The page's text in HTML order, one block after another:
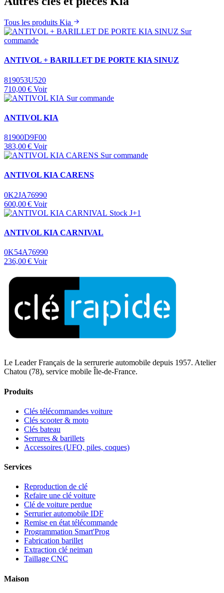
Tous les produits Kia
Sur
commande
ANTIVOL + BARILLET DE PORTE KIA SINUZ
819053U520
710,00 € Voir
Sur commande
ANTIVOL KIA
81900D9F00
383,00 € Voir
Sur commande
ANTIVOL KIA CARENS
0K2JA76990
600,00 € Voir
Stock J+1
ANTIVOL KIA CARNIVAL
0K54A76990
236,00 € Voir
Le Leader Français de la serrurerie automobile depuis 1957. Atelier
Chatou (78), service mobile Île-de-France.
Produits
Clés télécommandes voiture
Clés scooter & moto
Clés bateau
Serrures & barillets
Accessoires (UFO, piles, coques)
Services
Reproduction de clé
Refaire une clé voiture
Clé de voiture perdue
Serrurier automobile IDF
Remise en état télécommande
Programmation Smart'Prog
Fabrication barillet
Extraction clé neiman
Taillage CNC
Maison